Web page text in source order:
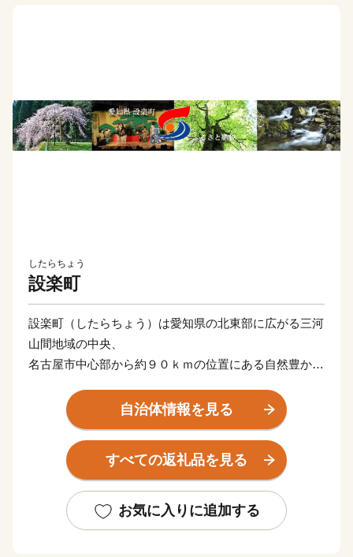
したらちょう
設楽町
設楽町（したらちょう）は愛知県の北東部に広がる三河
山間地域の中央、
名古屋市中心部から約９０ｋｍの位置にある自然豊かな
面積の約９割を占める森林は、愛知県の生活を支えてい
る豊川・矢作川・天竜川の水源地。
愛知の100名山にも選ばれる数々の山に囲まれ、美しい
季節の移りゆく彩りが、まちをさまざまな表情に変えて
自治体情報を見る
すべての返礼品を見る
お気に入りに追加する